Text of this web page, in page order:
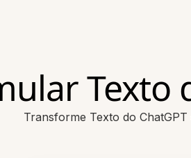
Texto
Transforme Texto do